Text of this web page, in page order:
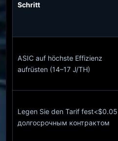
Schritt
ASIC auf höchste Effizienz
aufrüsten (14–17 J/TH)
Legen Sie den Tarif fest<$0.05
долгосрочным контрактом